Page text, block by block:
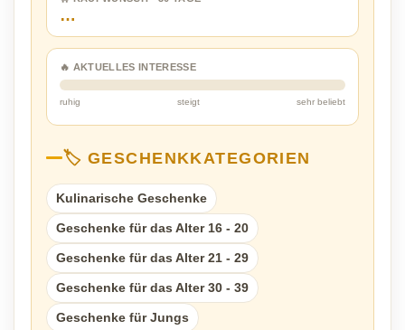
…
🔥 AKTUELLES INTERESSE
ruhig steigt sehr beliebt
🏷️ GESCHENKKATEGORIEN
Kulinarische Geschenke
Geschenke für das Alter 16 - 20
Geschenke für das Alter 21 - 29
Geschenke für das Alter 30 - 39
Geschenke für Jungs